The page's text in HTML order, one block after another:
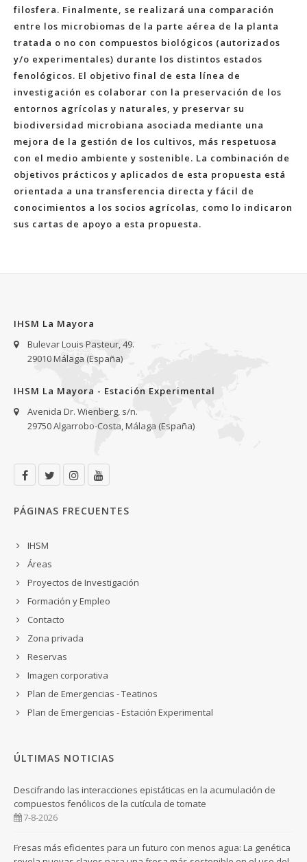
filosfera. Finalmente, se realizará una comparación
entre los microbiomas de la parte aérea de la planta
tratada o no con compuestos biológicos (autorizados
y/o experimentales) durante los distintos estados
fenológicos. El objetivo final de esta línea de
investigación es colaborar con la preservación de los
entornos agrícolas y naturales, y preservar su
biodiversidad microbiana asociada mediante una
mejora de la gestión de los cultivos, más respetuosa
con el medio ambiente y sostenible. La combinación de
objetivos prácticos y aplicados de esta propuesta está
orientada a una transferencia directa y fácil de
conocimientos a los socios agrícolas, como lo indicaron
sus cartas de apoyo a esta propuesta.
IHSM La Mayora
Bulevar Louis Pasteur, 49.
29010 Málaga (España)
IHSM La Mayora - Estación Experimental
Avenida Dr. Wienberg, s/n.
29750 Algarrobo-Costa, Málaga (España)
PÁGINAS FRECUENTES
IHSM
Áreas
Proyectos de Investigación
Formación y Empleo
Contacto
Zona privada
Reservas
Imagen corporativa
Plan de Emergencias - Teatinos
Plan de Emergencias - Estación Experimental
ÚLTIMAS NOTICIAS
Descifrando las interacciones epistáticas en la acumulación de
compuestos fenólicos de la cutícula de tomate
7-8-2026
Fresas más eficientes para un futuro con menos agua: La genética